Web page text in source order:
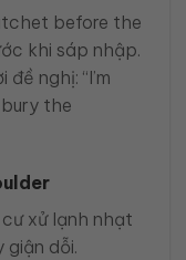
before the
khi sáp nhập.
nghị: “I’m
the
xử lạnh nhạt
giận dỗi.